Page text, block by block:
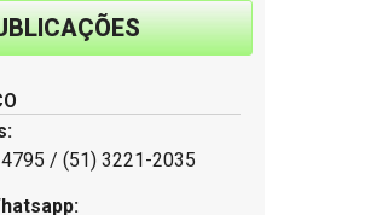
/ (51) 3221-2035